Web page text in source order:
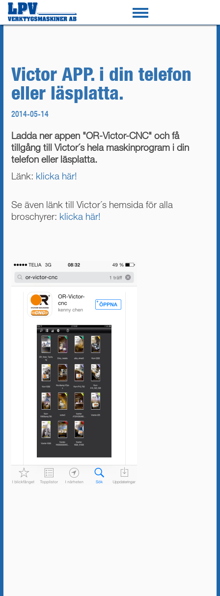
Victor APP. i din telefon
eller läsplatta.
2014-05-14
Ladda ner appen "OR-Victor-CNC" och få
tillgång till Victor´s hela maskinprogram i din
telefon eller läsplatta.
Länk: klicka här!
Se även länk till Victor´s hemsida för alla
broschyrer: klicka här!